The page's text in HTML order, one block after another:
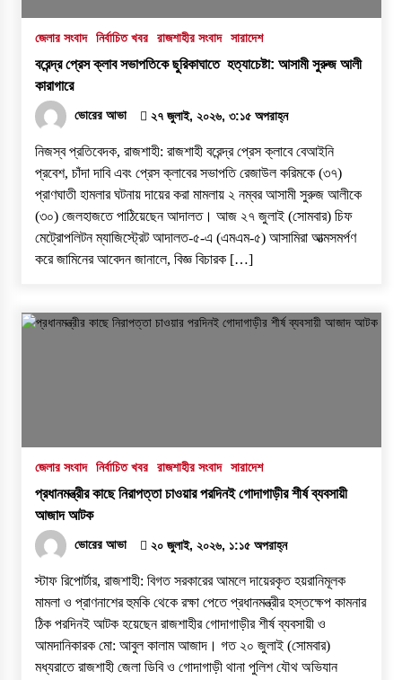
জেলার সংবাদ নির্বাচিত খবর রাজশাহীর সংবাদ সারাদেশ
বরেন্দ্র প্রেস ক্লাব সভাপতিকে ছুরিকাঘাতে হত্যাচেষ্টা: আসামী সুরুজ আলী
কারাগারে
ভোরের আভা ২৭ জুলাই, ২০২৬, ৩:১৫ অপরাহ্ন
নিজস্ব প্রতিবেদক, রাজশাহী: ​রাজশাহী বরেন্দ্র প্রেস ক্লাবে বেআইনি
প্রবেশ, চাঁদা দাবি এবং প্রেস ক্লাবের সভাপতি রেজাউল করিমকে (৩৭)
প্রাণঘাতী হামলার ঘটনায় দায়ের করা মামলায় ২ নম্বর আসামী সুরুজ আলীকে
(৩০) জেলহাজতে পাঠিয়েছেন আদালত। ​আজ ২৭ জুলাই (সোমবার) চিফ
মেট্রোপলিটন ম্যাজিস্ট্রেট আদালত-৫-এ (এমএম-৫) আসামিরা আত্মসমর্পণ
করে জামিনের আবেদন জানালে, বিজ্ঞ বিচারক […]
জেলার সংবাদ নির্বাচিত খবর রাজশাহীর সংবাদ সারাদেশ
প্রধানমন্ত্রীর কাছে নিরাপত্তা চাওয়ার পরদিনই গোদাগাড়ীর শীর্ষ ব্যবসায়ী
আজাদ আটক
ভোরের আভা ২০ জুলাই, ২০২৬, ১:১৫ অপরাহ্ন
স্টাফ রিপোর্টার, রাজশাহী: বিগত সরকারের আমলে দায়েরকৃত হয়রানিমূলক
মামলা ও প্রাণনাশের হুমকি থেকে রক্ষা পেতে প্রধানমন্ত্রীর হস্তক্ষেপ কামনার
ঠিক পরদিনই আটক হয়েছেন রাজশাহীর গোদাগাড়ীর শীর্ষ ব্যবসায়ী ও
আমদানিকারক মো: আবুল কালাম আজাদ। ​গত ২০ জুলাই (সোমবার)
মধ্যরাতে রাজশাহী জেলা ডিবি ও গোদাগাড়ী থানা পুলিশ যৌথ অভিযান